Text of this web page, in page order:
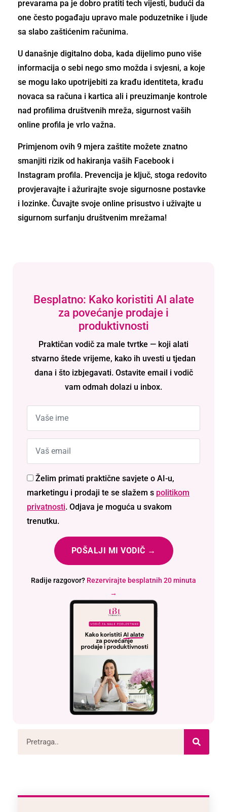
prevarama pa je dobro pratiti tech vijesti, budući da
one često pogađaju upravo male poduzetnike i ljude
sa slabo zaštićenim računima.
U današnje digitalno doba, kada dijelimo puno više
informacija o sebi nego smo možda i svjesni, a koje
se mogu lako upotrijebiti za krađu identiteta, krađu
novaca sa računa i kartica ali i preuzimanje kontrole
nad profilima društvenih mreža, sigurnost vaših
online profila je vrlo važna.
Primjenom ovih 9 mjera zaštite možete znatno
smanjiti rizik od hakiranja vaših Facebook i
Instagram profila. Prevencija je ključ, stoga redovito
provjeravajte i ažurirajte svoje sigurnosne postavke
i lozinke. Čuvajte svoje online prisustvo i uživajte u
sigurnom surfanju društvenim mrežama!
Besplatno: Kako koristiti AI alate
za povećanje prodaje i
produktivnosti
Praktičan vodič za male tvrtke — koji alati
stvarno štede vrijeme, kako ih uvesti u tjedan
dana i što izbjegavati. Ostavite email i vodič
vam odmah dolazi u inbox.
Želim primati praktične savjete o AI-u,
marketingu i prodaji te se slažem s politikom
privatnosti. Odjava je moguća u svakom
trenutku.
Radije razgovor? Rezervirajte besplatnih 20 minuta
→